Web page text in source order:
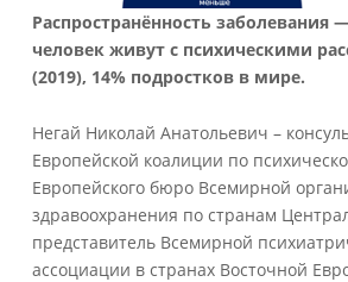
Распространённость заболевания
человек живут с психическими
(2019), 14% подростков в мире.
Негай Николай Анатольевич –
Европейской коалиции по
Европейского бюро Всемирной
здравоохранения по странам
представитель Всемирной
ассоциации в странах Восточной